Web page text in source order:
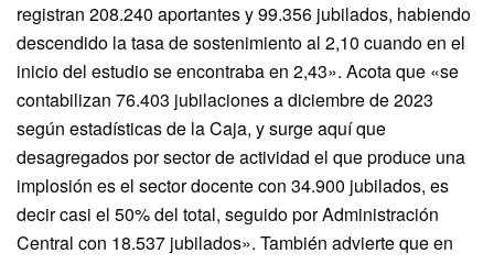
registran 208.240 aportantes y 99.356 jubilados, habiendo
descendido la tasa de sostenimiento al 2,10 cuando en el
inicio del estudio se encontraba en 2,43». Acota que «se
contabilizan 76.403 jubilaciones a diciembre de 2023
según estadísticas de la Caja, y surge aquí que
desagregados por sector de actividad el que produce una
implosión es el sector docente con 34.900 jubilados, es
decir casi el 50% del total, seguido por Administración
Central con 18.537 jubilados». También advierte que en